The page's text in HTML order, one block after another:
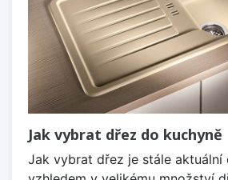
Jak vybrat dřez do kuchyně
Jak vybrat dřez je stále aktuální